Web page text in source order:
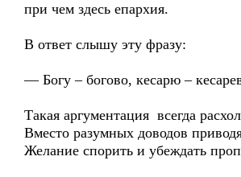
при чем здесь епархия.
В ответ слышу эту фразу:
— Богу – богово, кесарю –
Такая аргументация всегда
Вместо разумных доводов
Желание спорить и убеждать